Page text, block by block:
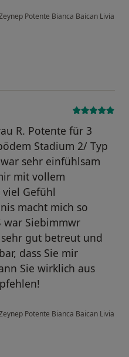
Potente Bianca Baican Livia
R. Potente für 3
Stadium 2/ Typ
sehr einfühlsam
mit vollem
Gefühl
macht mich so
war Siebimmwr
gut betreut und
dass Sie mir
Sie wirklich aus
Potente Bianca Baican Livia